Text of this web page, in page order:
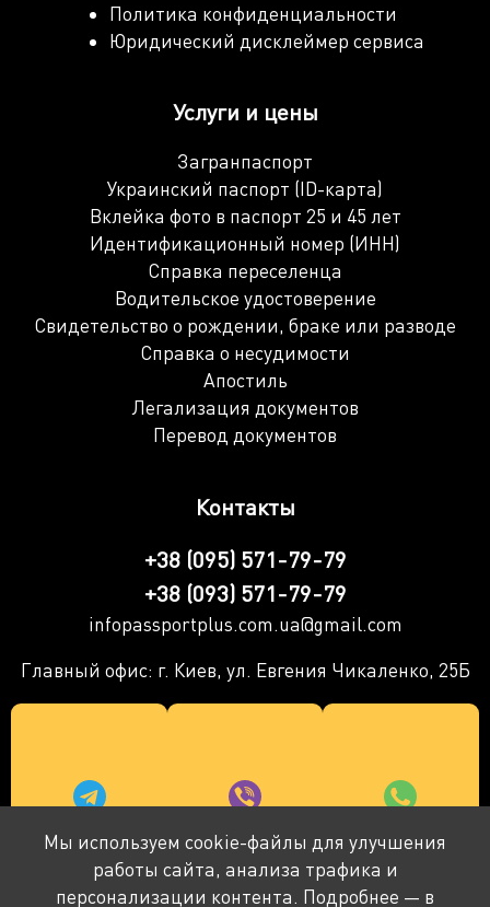
Мы используем cookie-файлы для улучшения
работы сайта, анализа трафика и
персонализации контента. Подробнее — в
Политика конфиденциальности
Юридический дисклеймер сервиса
Услуги и цены
Загранпаспорт
Украинский паспорт (ID-карта)
Вклейка фото в паспорт 25 и 45 лет
Идентификационный номер (ИНН)
Справка переселенца
Водительское удостоверение
Свидетельство о рождении, браке или разводе
Справка о несудимости
Апостиль
Легализация документов
Перевод документов
Контакты
+38 (095) 571-79-79
+38 (093) 571-79-79
infopassportplus.com.ua@gmail.com
Главный офис: г. Киев, ул. Евгения Чикаленко, 25Б